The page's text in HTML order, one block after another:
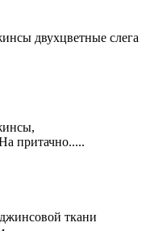
двухцветные слега
притачно.....
ткани